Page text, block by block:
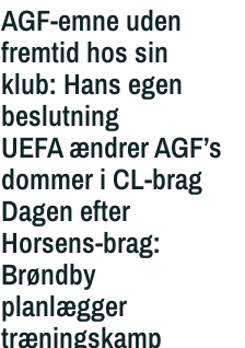
AGF-emne uden
fremtid hos sin
klub: Hans egen
beslutning
UEFA ændrer AGF’s
dommer i CL-brag
Dagen efter
Horsens-brag:
Brøndby
planlægger
træningskamp